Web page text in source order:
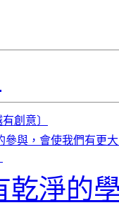
創意〕
參與，會使我們有更
乾淨的